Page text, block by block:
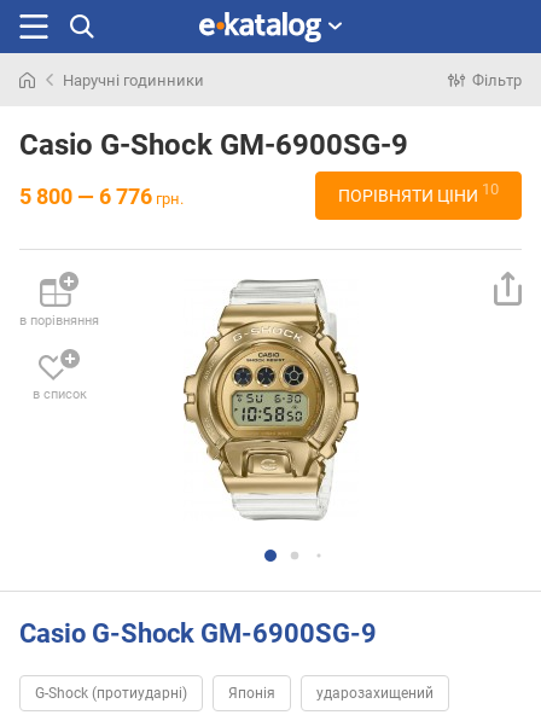
раніше
Наручні годинники Фільтр
Casio G-Shock GM-6900SG-9
5 800 — 6 776 грн. ПОРІВНЯТИ ЦІНИ 10
в порівняння
в список
Casio G-Shock GM-6900SG-9
G-Shock (протиударні) Японія ударозахищений